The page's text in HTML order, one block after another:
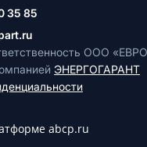
35 85
ООО
ЭНЕРГОГАРАНТ
abcp.ru